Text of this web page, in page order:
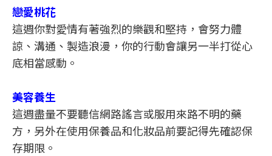
戀愛桃花
這週你對愛情有著強烈的樂觀和堅持，會努力體
諒、溝通、製造浪漫，你的行動會讓另一半打從心
底相當感動。
美容養生
這週盡量不要聽信網路謠言或服用來路不明的藥
方，另外在使用保養品和化妝品前要記得先確認保
存期限。